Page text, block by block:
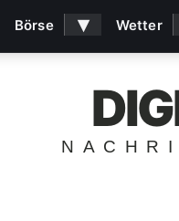
Börse ▾ Wetter